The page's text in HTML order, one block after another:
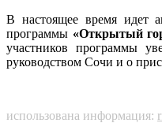
В настоящее время идет
программы «Открытый
участников программы
руководством Сочи и о
использована информация: